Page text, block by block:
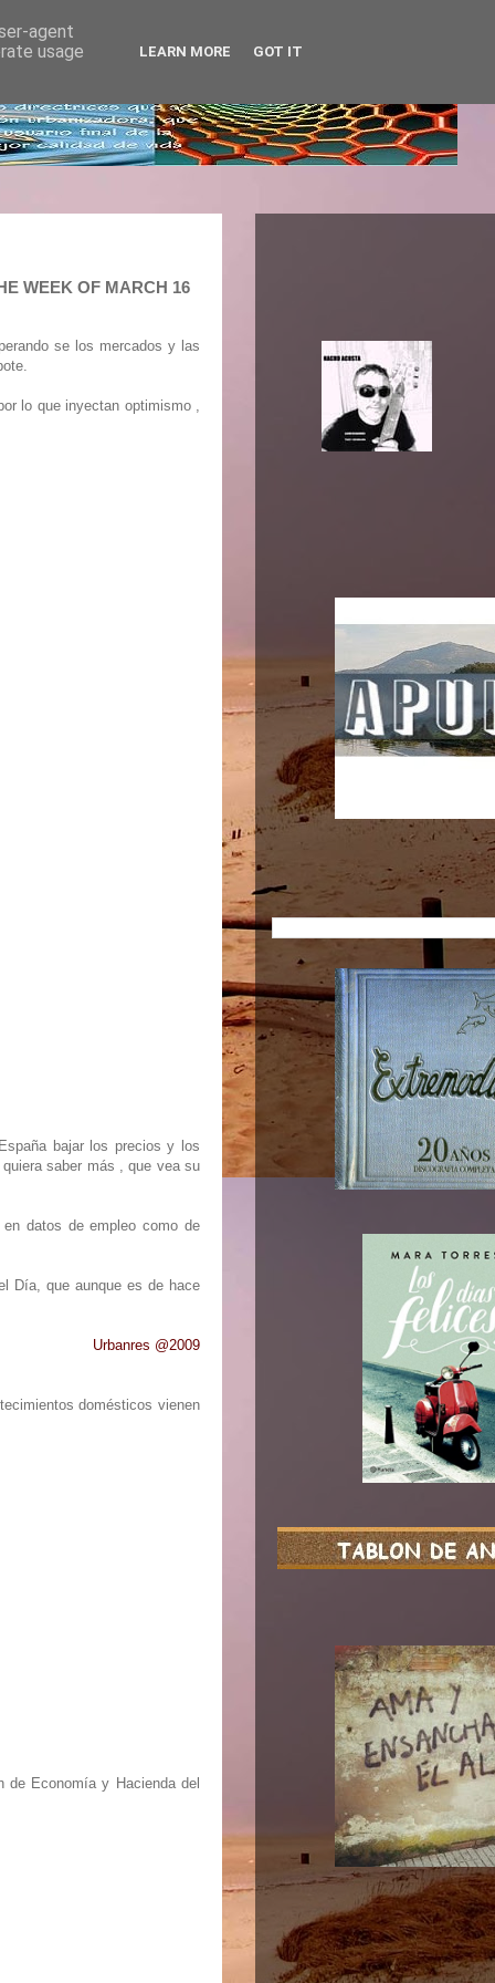
WEEK OF MARCH 16
se los mercados y las
lo que inyectan optimismo ,
bajar los precios y los
saber más , que vea su
datos de empleo como de
Día, que aunque es de hace
Urbanres @2009
domésticos vienen
de Economía y Hacienda del
agent
usage
LEARN MORE GOT IT